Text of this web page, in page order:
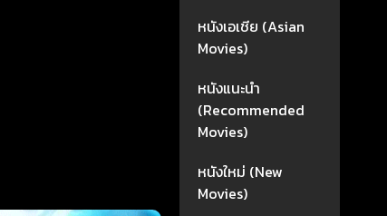
หนังเอเชีย (Asian
Movies)
หนังแนะนำ
(Recommended
Movies)
หนังใหม่ (New
Movies)